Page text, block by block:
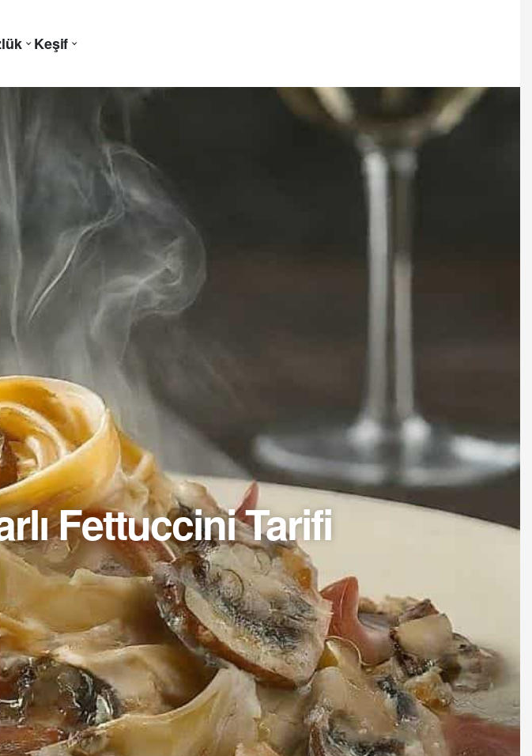
Keşif
Fettuccini Tarifi